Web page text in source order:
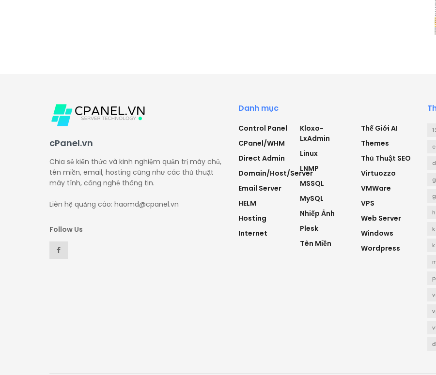
cPanel.vn
Chia sẻ kiến thức và kinh nghiệm quản trị máy chủ,
tên miền, email, hosting cũng như các thủ thuật
máy tính, công nghệ thông tin.
Liên hệ quảng cáo: haomd@cpanel.vn
Follow Us
Danh mục
Control Panel
CPanel/WHM
Direct Admin
Domain/Host/Server
Email Server
HELM
Hosting
Internet
Kloxo-
LxAdmin
Linux
LNMP
MSSQL
MySQL
Nhiếp Ảnh
Plesk
Tên Miền
Thế Giới AI
Themes
Thủ Thuật SEO
Virtuozzo
VMWare
VPS
Web Server
Windows
Wordpress